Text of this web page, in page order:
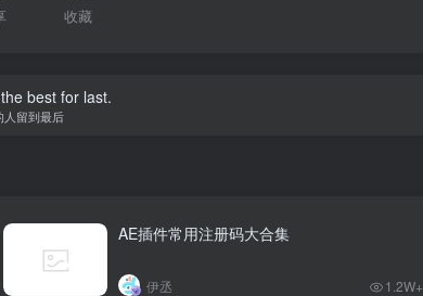
收藏
best for last.
人留到最后
AE插件常用注册码大合集
伊丞 1.2W+